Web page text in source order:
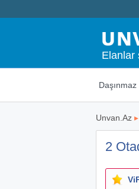
Elanlar
Unvan.Az ▸
2